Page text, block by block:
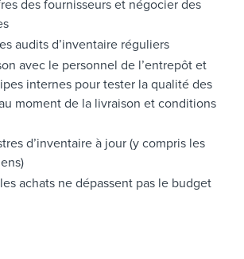
des fournisseurs et négocier des
audits d’inventaire réguliers
avec le personnel de l’entrepôt et
internes pour tester la qualité des
moment de la livraison et conditions
d’inventaire à jour (y compris les
achats ne dépassent pas le budget